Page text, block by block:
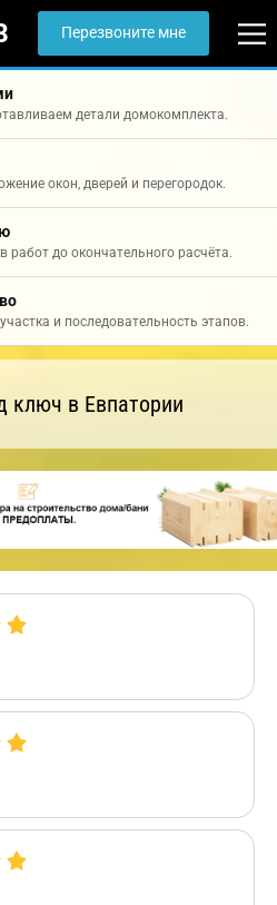
Перезвоните мне
детали домокомплекта.
окон, дверей и перегородок.
до окончательного расчёта.
и последовательность этапов.
ключ в Евпатории